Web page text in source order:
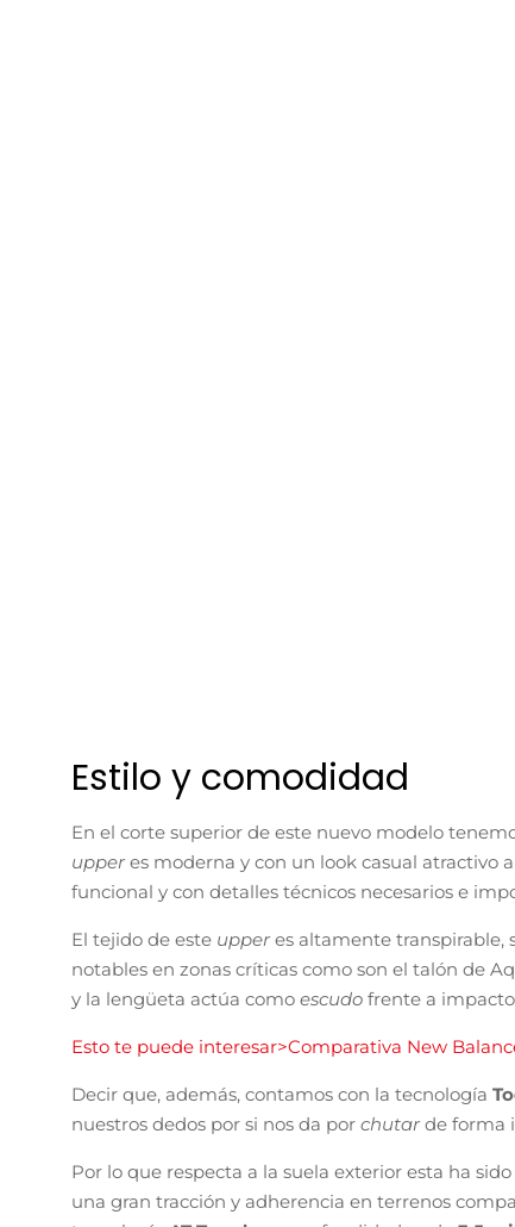
Estilo y comodidad
En el corte superior de este nuevo modelo
upperes moderna y con un look casual atractivo
funcional y con detalles técnicos necesarios e
El tejido de este upperes altamente transpirable,
notables en zonas críticas como son el talón de
y la lengüeta actúa como escudo frente a
Esto te puede interesar>Comparativa New
Decir que, además, contamos con la tecnología
nuestros dedos por si nos da por chutarde forma
Por lo que respecta a la suela exterior esta ha
una gran tracción y adherencia en terrenos